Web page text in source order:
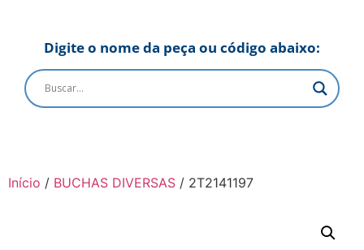
Digite o nome da peça ou código abaixo:
Início / BUCHAS DIVERSAS / 2T2141197